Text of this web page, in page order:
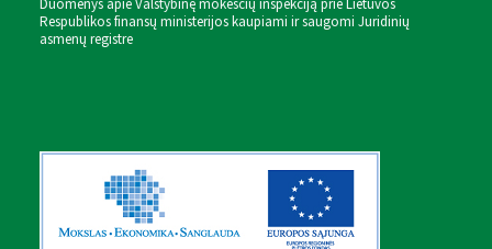
Duomenys apie Valstybinę mokesčių inspekciją prie Lietuvos
Respublikos finansų ministerijos kaupiami ir saugomi Juridinių
asmenų registre